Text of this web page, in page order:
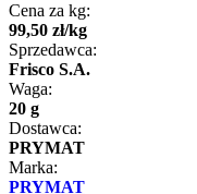
Cena za kg:
99,50 zł/kg
Sprzedawca:
Frisco S.A.
Waga:
20 g
Dostawca:
PRYMAT
Marka:
PRYMAT